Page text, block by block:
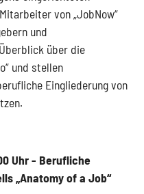
von „JobNow“
und
über die
und stellen
Eingliederung von
Uhr - Berufliche
„Anatomy of a Job“